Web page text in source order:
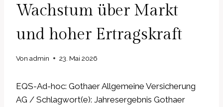
Wachstum über Markt
und hoher Ertragskraft
Von admin 23. Mai 2026
EQS-Ad-hoc: Gothaer Allgemeine Versicherung
AG / Schlagwort(e): Jahresergebnis Gothaer